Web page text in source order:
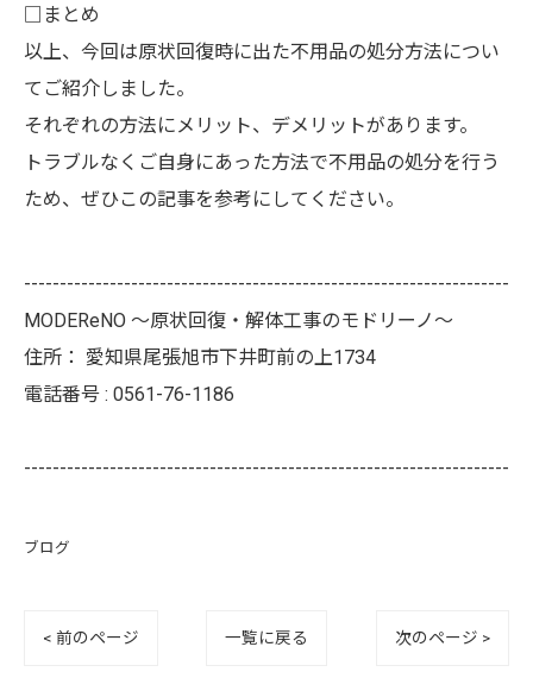
□まとめ
以上、今回は原状回復時に出た不用品の処分方法につい
てご紹介しました。
それぞれの方法にメリット、デメリットがあります。
トラブルなくご自身にあった方法で不用品の処分を行う
ため、ぜひこの記事を参考にしてください。
--------------------------------------------------------------------
MODEReNO ～原状回復・解体工事のモドリーノ～
住所： 愛知県尾張旭市下井町前の上1734
電話番号 : 0561-76-1186
--------------------------------------------------------------------
ブログ
< 前のページ 一覧に戻る 次のページ >